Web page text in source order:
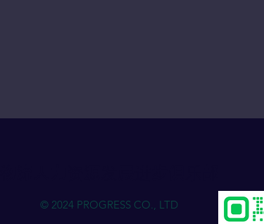
© 2024 PROGRESS CO., LTD